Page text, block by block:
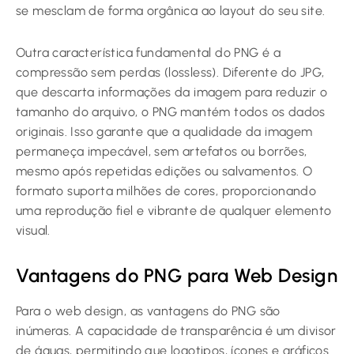
se mesclam de forma orgânica ao layout do seu site.
Outra característica fundamental do PNG é a
compressão sem perdas (lossless). Diferente do JPG,
que descarta informações da imagem para reduzir o
tamanho do arquivo, o PNG mantém todos os dados
originais. Isso garante que a qualidade da imagem
permaneça impecável, sem artefatos ou borrões,
mesmo após repetidas edições ou salvamentos. O
formato suporta milhões de cores, proporcionando
uma reprodução fiel e vibrante de qualquer elemento
visual.
Vantagens do PNG para Web Design
Para o web design, as vantagens do PNG são
inúmeras. A capacidade de transparência é um divisor
de águas, permitindo que logotipos, ícones e gráficos